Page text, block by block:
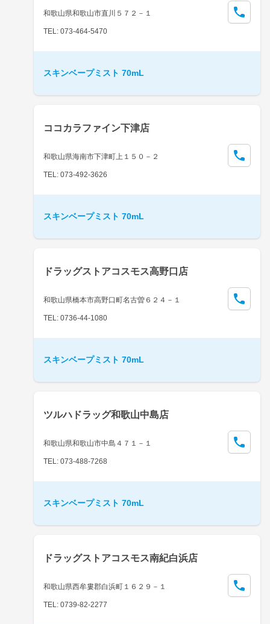
和歌山県和歌山市直川５７２－１
TEL: 073-464-5470
スキンベープミスト 70mL
ココカラファイン下津店
和歌山県海南市下津町上１５０－２
TEL: 073-492-3626
スキンベープミスト 70mL
ドラッグストアコスモス高野口店
和歌山県橋本市高野口町名古曽６２４－１
TEL: 0736-44-1080
スキンベープミスト 70mL
ツルハドラッグ和歌山中島店
和歌山県和歌山市中島４７１－１
TEL: 073-488-7268
スキンベープミスト 70mL
ドラッグストアコスモス南紀白浜店
和歌山県西牟婁郡白浜町１６２９－１
TEL: 0739-82-2277